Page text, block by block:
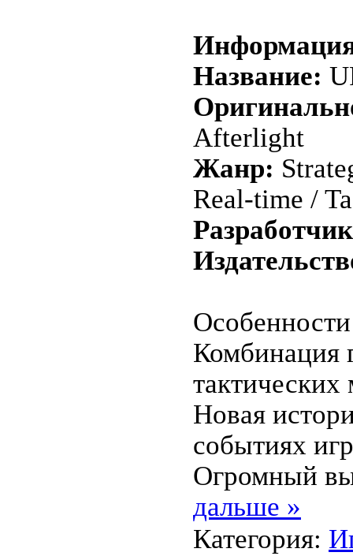
Название:
Afterlight
Жанр:
Real-time /
Комбинация
тактических
Новая
событиях
Огромный
дальше »
Категория: